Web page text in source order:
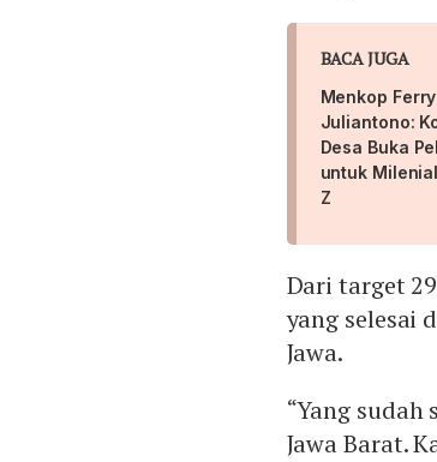
BACA JUGA
Menkop Ferry
Juliantono:
Desa Buka
untuk
Z
Dari target
yang selesai
Jawa.
“Yang sudah
Jawa Barat.